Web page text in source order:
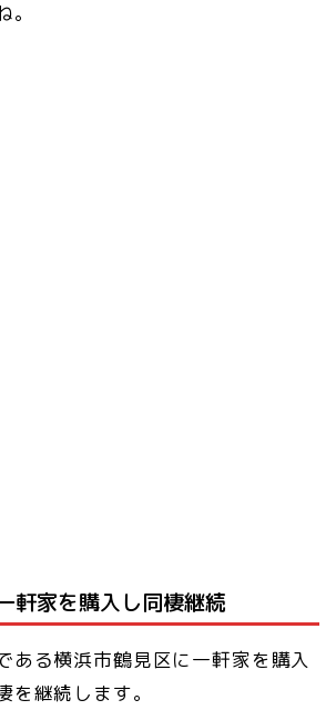
軒家を購入し同棲継続
ある横浜市鶴見区に一軒家を購入
を継続します。